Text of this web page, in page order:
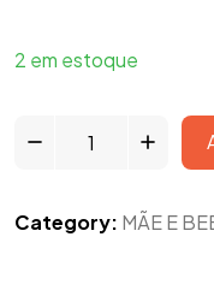
2 em estoque
Category: MÃE E